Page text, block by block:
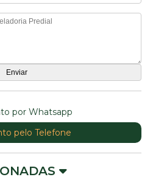
por Whatsapp
pelo Telefone